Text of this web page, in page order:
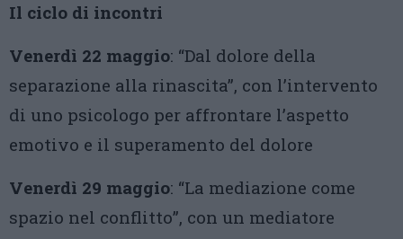
Il ciclo di incontri
Venerdì 22 maggio: “Dal dolore della
separazione alla rinascita”, con l’intervento
di uno psicologo per affrontare l’aspetto
emotivo e il superamento del dolore
Venerdì 29 maggio: “La mediazione come
spazio nel conflitto”, con un mediatore